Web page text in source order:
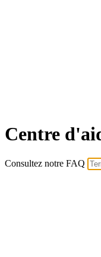
Centre
Consultez notre FAQ